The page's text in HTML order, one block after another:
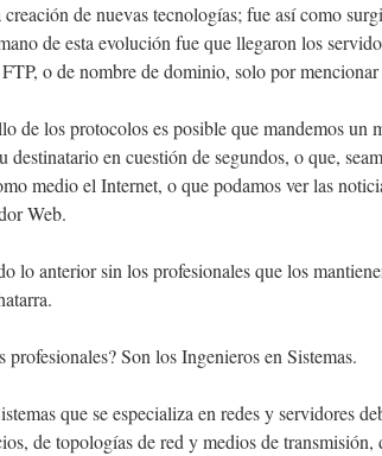
de nuevas tecnologías; fue así como
de esta evolución fue que llegaron los
o de nombre de dominio, solo por
de los protocolos es posible que mandemos un
destinatario en cuestión de segundos, o que,
medio el Internet, o que podamos ver las
Web.
lo anterior sin los profesionales que los
profesionales? Son los Ingenieros en Sistemas.
que se especializa en redes y servidores
de topologías de red y medios de transmisión,